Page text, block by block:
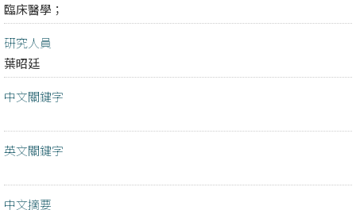
臨床醫學；
研究人員
葉昭廷
中文關鍵字
英文關鍵字
中文摘要